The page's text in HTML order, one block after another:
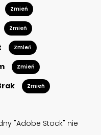
Zmień
Zmień
Zmień
Zmień
Zmień
"Adobe Stock" nie